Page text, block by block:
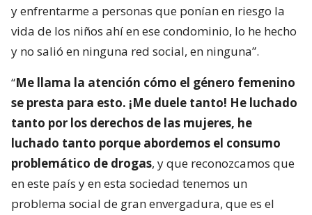
y enfrentarme a personas que ponían en riesgo la
vida de los niños ahí en ese condominio, lo he hecho
y no salió en ninguna red social, en ninguna”.
“Me llama la atención cómo el género femenino
se presta para esto. ¡Me duele tanto! He luchado
tanto por los derechos de las mujeres, he
luchado tanto porque abordemos el consumo
problemático de drogas, y que reconozcamos que
en este país y en esta sociedad tenemos un
problema social de gran envergadura, que es el